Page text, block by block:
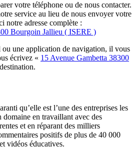
votre téléphone ou de nous contacter.
service au lieu de nous envoyer votre
notre adresse complète :
Bourgoin Jallieu ( ISERE )
une application de navigation, il vous
écrivez « 15 Avenue Gambetta 38300
qu’elle est l’une des entreprises les
domaine en travaillant avec des
et en réparant des milliers
positifs de plus de 40 000
vidéos éducatives.